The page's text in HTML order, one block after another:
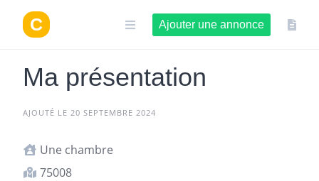
contenu
Ajouter une annonce
Ma présentation
AJOUTÉ LE 20 SEPTEMBRE 2024
Une chambre
75008